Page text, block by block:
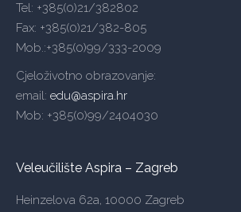
Tel: +385(0)21/382802
Fax: +385(0)21/382-805
Mob.:+385(0)99/333-2009
Cjeloživotno obrazovanje:
email: edu@aspira.hr
Mob: +385(0)99/2404030
Veleučilište Aspira – Zagreb
Heinzelova 62a, 10000 Zagreb